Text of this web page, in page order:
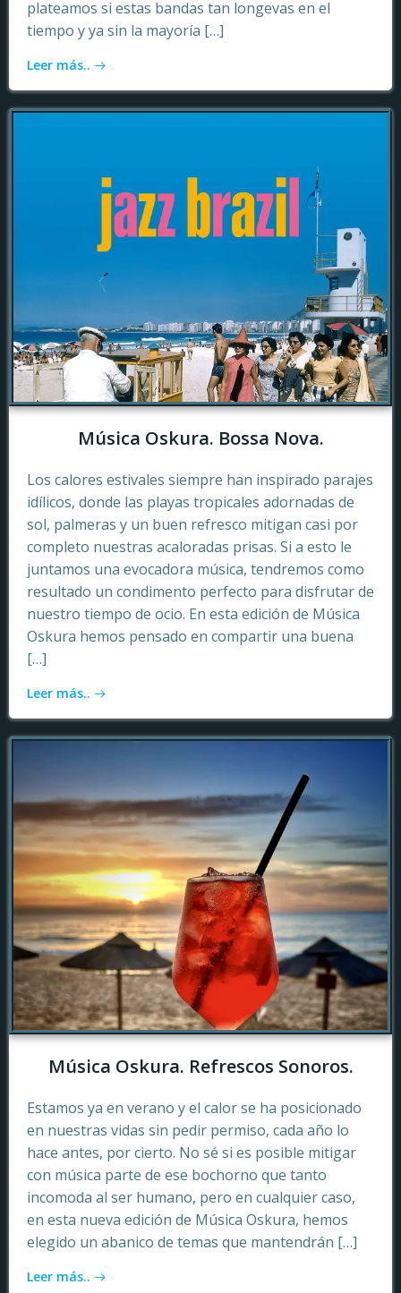
plateamos si estas bandas tan longevas en el
tiempo y ya sin la mayoría […]
Leer más..
Música Oskura. Bossa Nova.
Los calores estivales siempre han inspirado parajes
idílicos, donde las playas tropicales adornadas de
sol, palmeras y un buen refresco mitigan casi por
completo nuestras acaloradas prisas. Si a esto le
juntamos una evocadora música, tendremos como
resultado un condimento perfecto para disfrutar de
nuestro tiempo de ocio. En esta edición de Música
Oskura hemos pensado en compartir una buena
[…]
Leer más..
Música Oskura. Refrescos Sonoros.
Estamos ya en verano y el calor se ha posicionado
en nuestras vidas sin pedir permiso, cada año lo
hace antes, por cierto. No sé si es posible mitigar
con música parte de ese bochorno que tanto
incomoda al ser humano, pero en cualquier caso,
en esta nueva edición de Música Oskura, hemos
elegido un abanico de temas que mantendrán […]
Leer más..